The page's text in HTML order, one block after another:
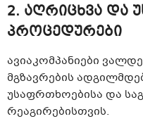
2. აღრიცხვა და
პროცედურები
ავიაკომპანიები
მგზავრების
უსაფრთხოებისა და
რეაგირებისთვის.